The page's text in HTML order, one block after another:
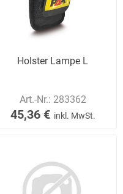
Holster Lampe L
Art.-Nr.: 283362
45,36 € inkl. MwSt.